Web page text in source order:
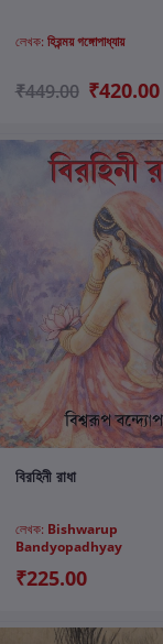
লেখক: হিরন্ময় গঙ্গোপাধ্যায়
₹449.00 ₹420.00
বিরহিনী রাধা
লেখক: Bishwarup
Bandyopadhyay
₹225.00